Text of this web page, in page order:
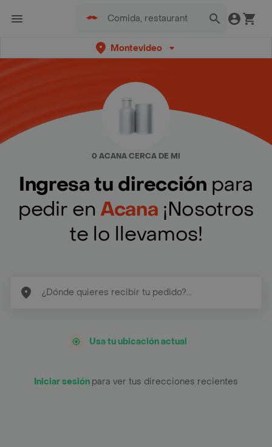
Montevideo
0 ACANA CERCA DE MI
Ingresa tu dirección para
pedir enAcana ¡Nosotros
te lo llevamos!
Usa tu ubicación actual
Iniciar sesión para ver tus direcciones recientes